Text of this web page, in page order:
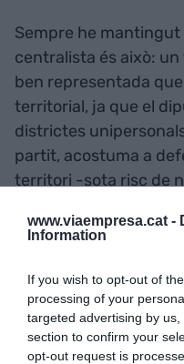
www.viaempresa.cat -
Information
If you wish to opt-out of
processing of your
targeted advertising by
section to confirm your
opt-out request is
Sempre he
centralista és això:
ben representada
territorial, ja que el
districtes
partit, acostuma a
territori -sota risc de
nostre sistema
guerra de Rodalies
del PSOE i de
qualificar de moltes
crear polèmiques,
Per tant, ara els